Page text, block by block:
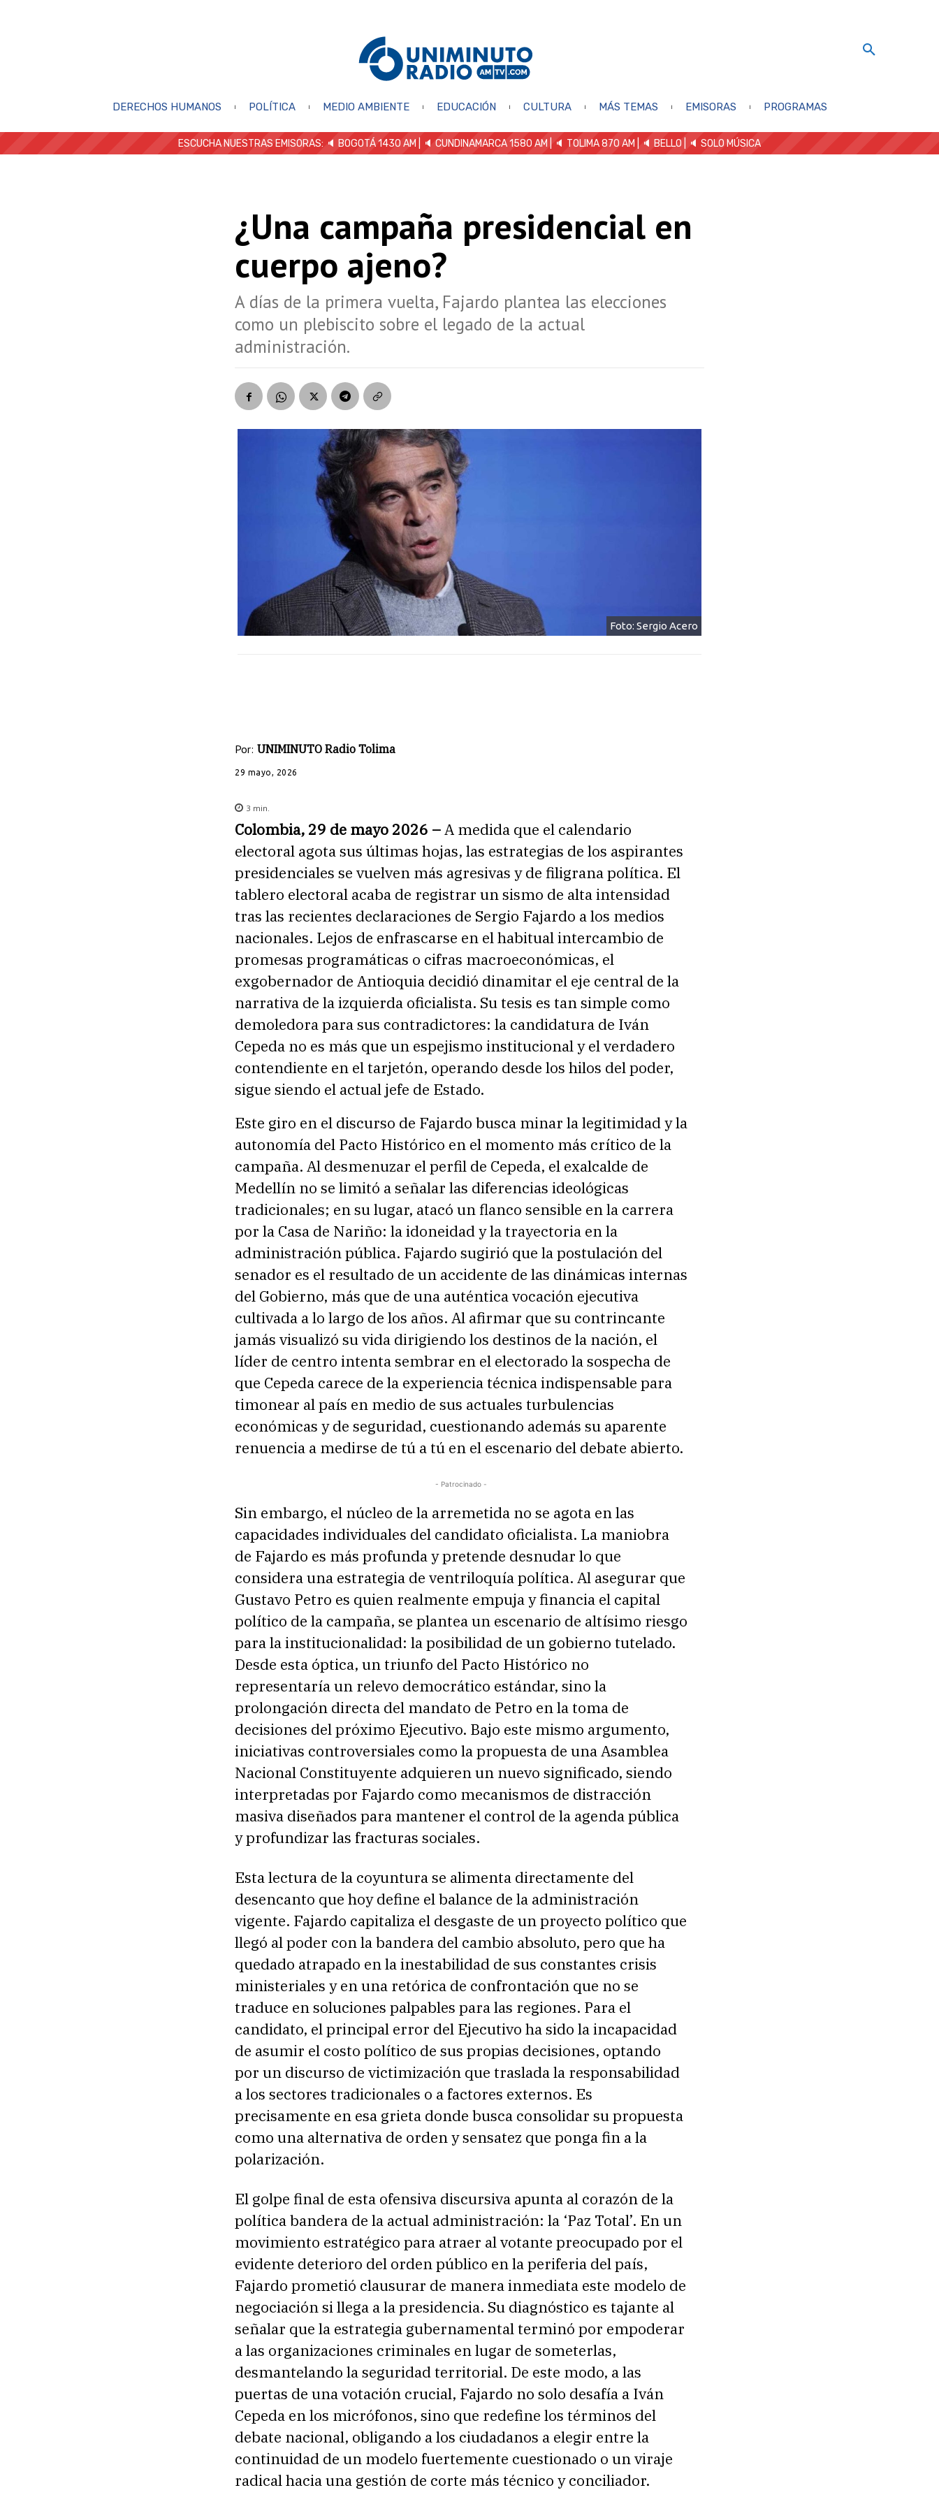
DERECHOS HUMANOS POLÍTICA MEDIO AMBIENTE EDUCACIÓN CULTURA MÁS TEMAS EMISORAS PROGRAMAS
ESCUCHA NUESTRAS EMISORAS: 🔈 BOGOTÁ 1430 AM | 🔈 CUNDINAMARCA 1580 AM | 🔈 TOLIMA 870 AM | 🔈 BELLO 🔈 SOLO MÚSICA
¿Una campaña presidencial en
cuerpo ajeno?
A días de la primera vuelta, Fajardo plantea las elecciones
como un plebiscito sobre el legado de la actual
administración.
Foto: Sergio Acero
Por: UNIMINUTO Radio Tolima
29 mayo, 2026
3 min.
Colombia, 29 de mayo 2026 –A medida que el calendario
electoral agota sus últimas hojas, las estrategias de los aspirantes
presidenciales se vuelven más agresivas y de filigrana política. El
tablero electoral acaba de registrar un sismo de alta intensidad
tras las recientes declaraciones de Sergio Fajardo a los medios
nacionales. Lejos de enfrascarse en el habitual intercambio de
promesas programáticas o cifras macroeconómicas, el
exgobernador de Antioquia decidió dinamitar el eje central de la
narrativa de la izquierda oficialista. Su tesis es tan simple como
demoledora para sus contradictores: la candidatura de Iván
Cepeda no es más que un espejismo institucional y el verdadero
contendiente en el tarjetón, operando desde los hilos del poder,
sigue siendo el actual jefe de Estado.
Este giro en el discurso de Fajardo busca minar la legitimidad y la
autonomía del Pacto Histórico en el momento más crítico de la
campaña. Al desmenuzar el perfil de Cepeda, el exalcalde de
Medellín no se limitó a señalar las diferencias ideológicas
tradicionales; en su lugar, atacó un flanco sensible en la carrera
por la Casa de Nariño: la idoneidad y la trayectoria en la
administración pública. Fajardo sugirió que la postulación del
senador es el resultado de un accidente de las dinámicas internas
del Gobierno, más que de una auténtica vocación ejecutiva
cultivada a lo largo de los años. Al afirmar que su contrincante
jamás visualizó su vida dirigiendo los destinos de la nación, el
líder de centro intenta sembrar en el electorado la sospecha de
que Cepeda carece de la experiencia técnica indispensable para
timonear al país en medio de sus actuales turbulencias
económicas y de seguridad, cuestionando además su aparente
renuencia a medirse de tú a tú en el escenario del debate abierto.
- Patrocinado -
Sin embargo, el núcleo de la arremetida no se agota en las
capacidades individuales del candidato oficialista. La maniobra
de Fajardo es más profunda y pretende desnudar lo que
considera una estrategia de ventriloquía política. Al asegurar que
Gustavo Petro es quien realmente empuja y financia el capital
político de la campaña, se plantea un escenario de altísimo riesgo
para la institucionalidad: la posibilidad de un gobierno tutelado.
Desde esta óptica, un triunfo del Pacto Histórico no
representaría un relevo democrático estándar, sino la
prolongación directa del mandato de Petro en la toma de
decisiones del próximo Ejecutivo. Bajo este mismo argumento,
iniciativas controversiales como la propuesta de una Asamblea
Nacional Constituyente adquieren un nuevo significado, siendo
interpretadas por Fajardo como mecanismos de distracción
masiva diseñados para mantener el control de la agenda pública
y profundizar las fracturas sociales.
Esta lectura de la coyuntura se alimenta directamente del
desencanto que hoy define el balance de la administración
vigente. Fajardo capitaliza el desgaste de un proyecto político que
llegó al poder con la bandera del cambio absoluto, pero que ha
quedado atrapado en la inestabilidad de sus constantes crisis
ministeriales y en una retórica de confrontación que no se
traduce en soluciones palpables para las regiones. Para el
candidato, el principal error del Ejecutivo ha sido la incapacidad
de asumir el costo político de sus propias decisiones, optando
por un discurso de victimización que traslada la responsabilidad
a los sectores tradicionales o a factores externos. Es
precisamente en esa grieta donde busca consolidar su propuesta
como una alternativa de orden y sensatez que ponga fin a la
polarización.
El golpe final de esta ofensiva discursiva apunta al corazón de la
política bandera de la actual administración: la ‘Paz Total’. En un
movimiento estratégico para atraer al votante preocupado por el
evidente deterioro del orden público en la periferia del país,
Fajardo prometió clausurar de manera inmediata este modelo de
negociación si llega a la presidencia. Su diagnóstico es tajante al
señalar que la estrategia gubernamental terminó por empoderar
a las organizaciones criminales en lugar de someterlas,
desmantelando la seguridad territorial. De este modo, a las
puertas de una votación crucial, Fajardo no solo desafía a Iván
Cepeda en los micrófonos, sino que redefine los términos del
debate nacional, obligando a los ciudadanos a elegir entre la
continuidad de un modelo fuertemente cuestionado o un viraje
radical hacia una gestión de corte más técnico y conciliador.